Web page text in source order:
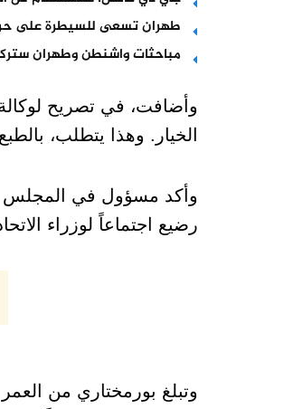
طهران تسعى للسيطرة على
مباحثات واشنطن وطهران
وأضافت، في تصريح
الخيار. وهذا يتطلب،
وأكد مسؤول في المجلس
رضيع اجتماعاً لوزراء